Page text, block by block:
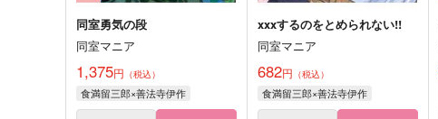
同室勇気の段
同室マニア
1,375円 （税込）
食満留三郎×善法寺伊作
xxxするのをとめられない!!
同室マニア
682円 （税込）
食満留三郎×善法寺伊作